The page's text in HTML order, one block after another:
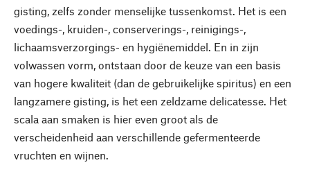
gisting, zelfs zonder menselijke tussenkomst. Het is een
voedings-, kruiden-, conserverings-, reinigings-,
lichaamsverzorgings- en hygiënemiddel. En in zijn
volwassen vorm, ontstaan door de keuze van een basis
van hogere kwaliteit (dan de gebruikelijke spiritus) en een
langzamere gisting, is het een zeldzame delicatesse. Het
scala aan smaken is hier even groot als de
verscheidenheid aan verschillende gefermenteerde
vruchten en wijnen.